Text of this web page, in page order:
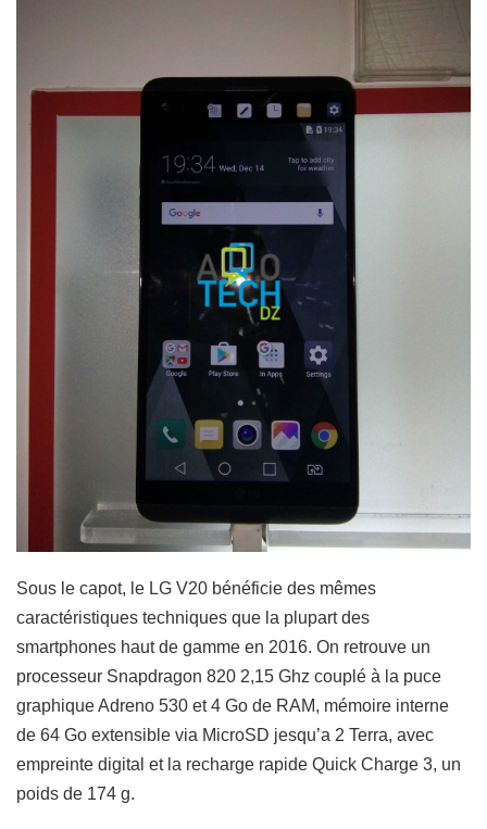
Sous le capot, le LG V20 bénéficie des mêmes
caractéristiques techniques que la plupart des
smartphones haut de gamme en 2016. On retrouve un
processeur Snapdragon 820 2,15 Ghz couplé à la puce
graphique Adreno 530 et 4 Go de RAM, mémoire interne
de 64 Go extensible via MicroSD jesqu’a 2 Terra, avec
empreinte digital et la recharge rapide Quick Charge 3, un
poids de 174 g.